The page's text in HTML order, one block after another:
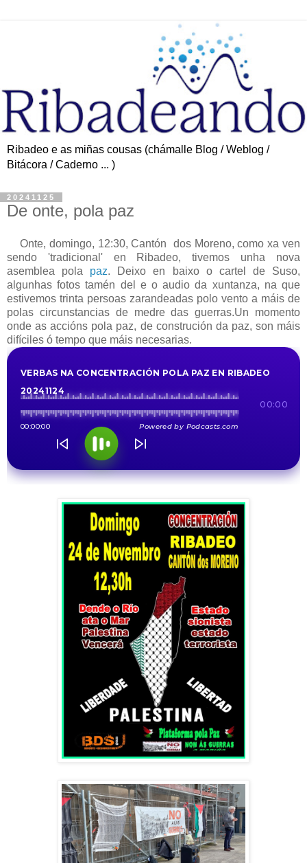
Ribadeo e as miñas cousas (chámalle Blog / Weblog /
Bitácora / Caderno ... )
20241125
De onte, pola paz
Onte, domingo, 12:30, Cantón dos Moreno, como xa ven
sendo 'tradicional' en Ribadeo, tivemos unha nova
asemblea pola paz. Deixo en baixo o cartel de Suso,
algunhas fotos tamén del e o audio da xuntanza, na que
estivemos trinta persoas zarandeadas polo vento a máis de
polas circunstancias de medre das guerras.Un momento
onde as accións pola paz, de construción da paz, son máis
difíciles ó tempo que máis necesarias.